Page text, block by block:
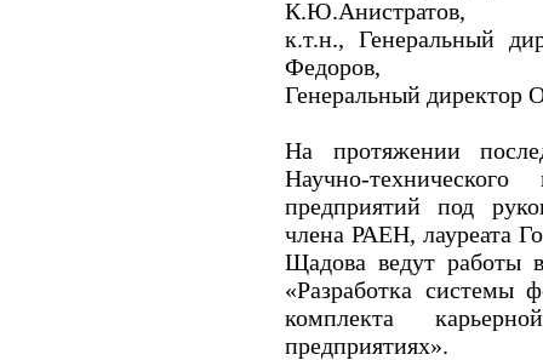
К.Ю.Анистратов,
к.т.н., Генеральный
Федоров,
Генеральный
На протяжении
Научно-
предприятий под
члена РАЕН, лауреата
Щадова ведут работы
«Разработка системы
комплекта
предприятиях».